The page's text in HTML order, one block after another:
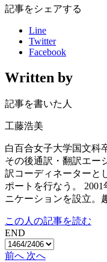
記事をシェアする
Line
Twitter
Facebook
Written by
記事を書いた人
工藤浩美
白百合女子大学国文科
その後通訳・翻訳エー
訳コーディネーターと
ポートを行なう。
ニケーションを設立。
この人の記事を読む
END
前へ 次へ